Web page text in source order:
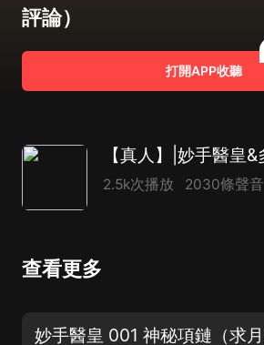
評論）
打開APP收聽
2.5k次播放 2030條聲音
查看更多